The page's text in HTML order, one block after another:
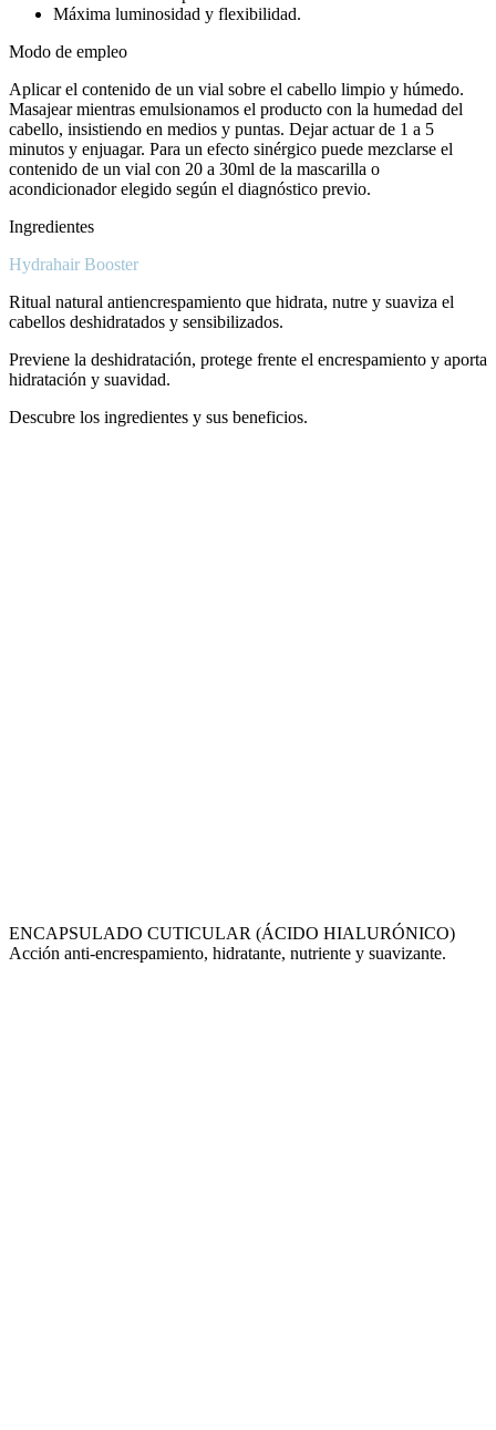
Máxima luminosidad y flexibilidad.
Modo de empleo
Aplicar el contenido de un vial sobre el cabello limpio y húmedo.
Masajear mientras emulsionamos el producto con la humedad del
cabello, insistiendo en medios y puntas. Dejar actuar de 1 a 5
minutos y enjuagar. Para un efecto sinérgico puede mezclarse el
contenido de un vial con 20 a 30ml de la mascarilla o
acondicionador elegido según el diagnóstico previo.
Ingredientes
Hydrahair Booster
Ritual natural antiencrespamiento que hidrata, nutre y suaviza el
cabellos deshidratados y sensibilizados.
Previene la deshidratación, protege frente el encrespamiento y aporta
hidratación y suavidad.
Descubre los ingredientes y sus beneficios.
ENCAPSULADO CUTICULAR (ÁCIDO HIALURÓNICO)
Acción anti-encrespamiento, hidratante, nutriente y suavizante.